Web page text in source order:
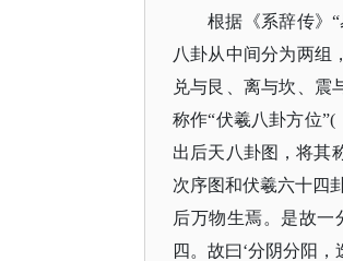
根据《系辞传》
八卦从中间分为两组
兑与艮、离与坎、震
称作“伏羲八卦方位
出后天八卦图，将其
次序图和伏羲六十四
后万物生焉。是故
四。故曰‘分阴分阳